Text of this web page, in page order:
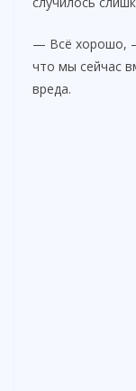
— Всё хорошо,
что мы сейчас
вреда.